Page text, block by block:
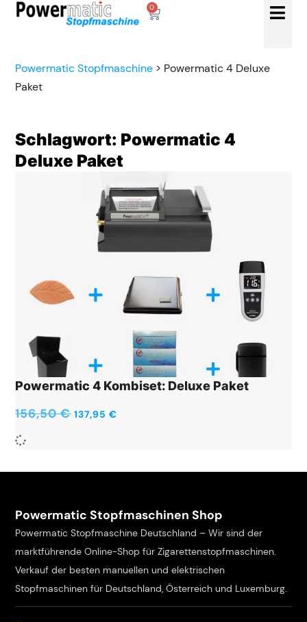
0
Powermatic Stopfmaschine > Powermatic 4 Deluxe
Paket
Schlagwort: Powermatic 4
Deluxe Paket
Powermatic 4 Kombiset: Deluxe Paket
156,50€ 137,95€
Powermatic Stopfmaschinen Shop
Powermatic Stopfmaschine Deutschland – Wir sind der
marktführende Online-Shop für Zigarettenstopfmaschinen.
Verkauf der besten manuellen und elektrischen
Stopfmaschinen für Deutschland, Österreich und Luxemburg.